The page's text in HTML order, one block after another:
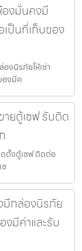
องมั่นคงมี
เป็นที่เก็บของ
งนิรภัยให้เช่า
องมีค
ายตู้เซฟ รับติด
ดตั้งตู้เซฟ ติดต่อ
มีกล่องนิรภัย
งมีค่าและรับ